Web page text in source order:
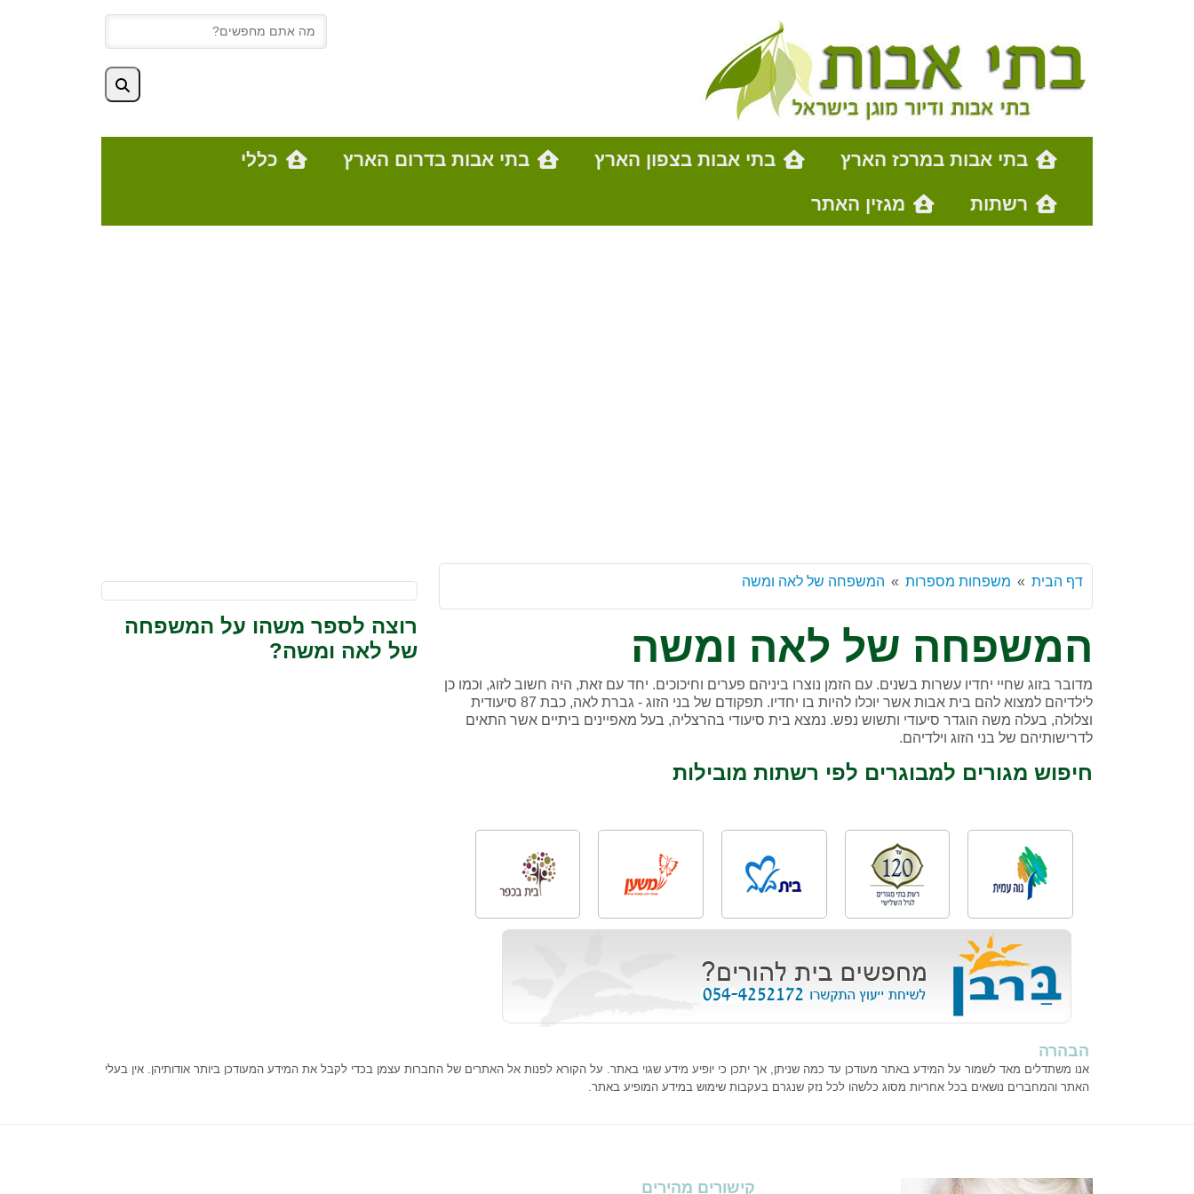
בתי אבות במרכז הארץ בתי אבות בצפון הארץ בתי אבות בדרום הארץ
כללי
רשתות
מגזין האתר
דף הבית משפחות מספרות המשפחה של לאה ומשה
המשפחה של לאה ומשה
מדובר בזוג שחיי יחדיו עשרות בשנים. עם הזמן נוצרו ביניהם פערים וחיכוכים. יחד עם זאת, היה חשוב לזוג, וכמו כן
לילדיהם למצוא להם בית אבות אשר יוכלו להיות בו יחדיו. תפקודם של בני הזוג - גברת לאה, כבת 87 סיעודית
וצלולה, בעלה משה הוגדר סיעודי ותשוש נפש. נמצא בית סיעודי בהרצליה, בעל מאפיינים ביתיים אשר התאים
לדרישותיהם של בני הזוג וילדיהם.
חיפוש מגורים למבוגרים לפי רשתות מובילות
רוצה לספר משהו על המשפחה
של לאה ומשה?
הבהרה
אנו משתדלים מאד לשמור על המידע באתר מעודכן עד כמה שניתן, אך יתכן כי יופיע מידע שגוי באתר. על הקורא לפנות אל האתרים של החברות עצמן בכדי לקבל את המידע המעודכן ביותר אודותיהן. אין בעלי
האתר והמחברים נושאים בכל אחריות מסוג כלשהו לכל נזק שנגרם בעקבות שימוש במידע המופיע באתר.
קישורים מהירים